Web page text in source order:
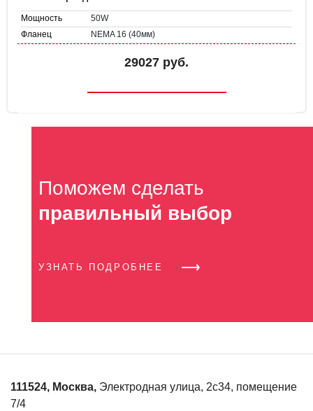
Мощность
50W
Фланец
NEMA 16 (40мм)
29027 руб.
Поможем сделать
правильный выбор
УЗНАТЬ ПОДРОБНЕЕ
111524, Москва, Электродная улица, 2с34, помещение
7/4